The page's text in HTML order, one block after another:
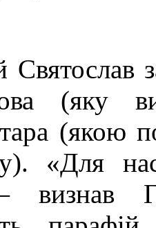
(яку
(якою
«Для
визнав